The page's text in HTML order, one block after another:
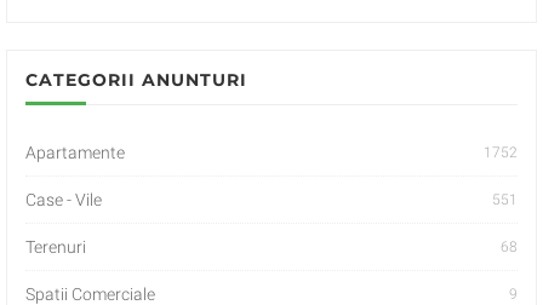
CATEGORII ANUNTURI
Apartamente 1752
Case - Vile 551
Terenuri 68
Spatii Comerciale 9